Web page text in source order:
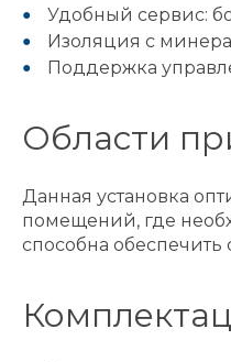
Удобный сервис:
Изоляция с
Поддержка
Области
Данная установка
помещений, где
способна